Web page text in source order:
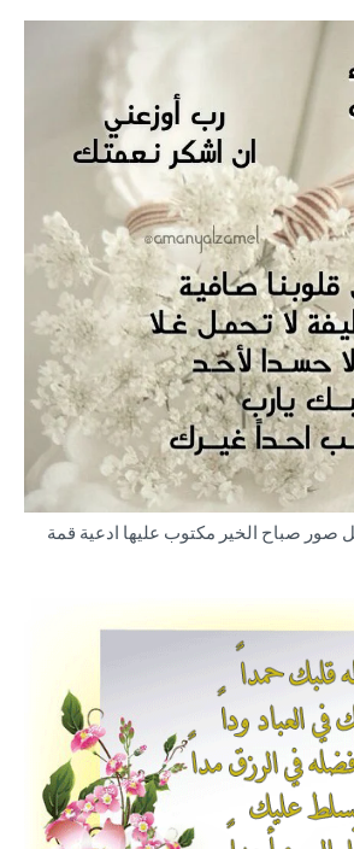
2020 اجمل صور صباح الخير مكتوب عليها ادعية قمة